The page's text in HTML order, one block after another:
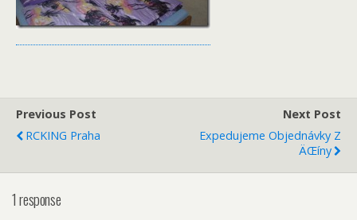
Previous Post
RCKING Praha
Next Post
Expedujeme Objednávky Z
ÄŒíny
1 response